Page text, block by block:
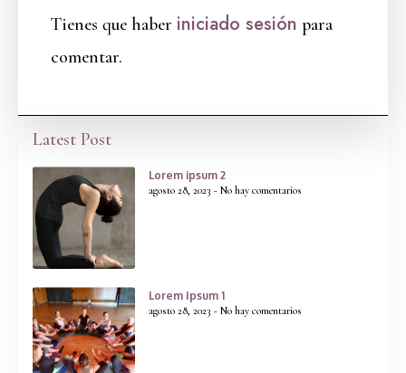
Tienes que haber iniciado sesión para
comentar.
Latest Post
Lorem ipsum 2
agosto 28, 2023 No hay comentarios
Lorem Ipsum 1
agosto 28, 2023 No hay comentarios